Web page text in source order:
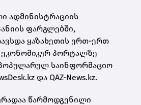
ადმინისტრაციის
ფარგლებში,
ყაზახეთის ერთ-ერთ
ეკონომიკურ პორტალზე
პოპულარულ საინფორმაციო
და QAZ-News.kz.
წარმოდგენილი